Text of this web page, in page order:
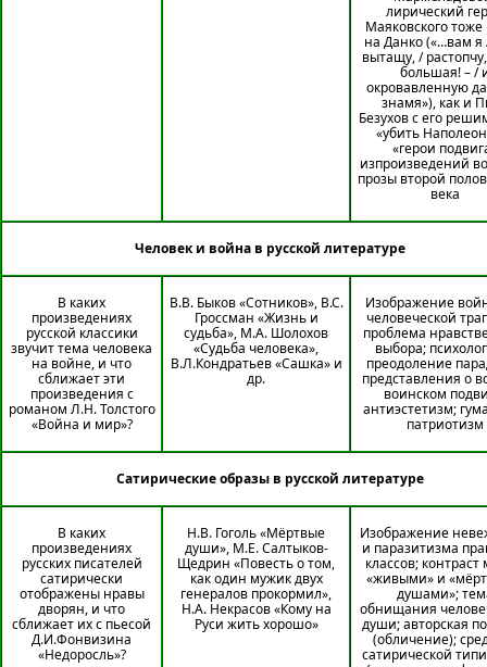
лирический
Маяковского тоже
на Данко («…вам я
вытащу, /
большая! – /
окровавленную
знамя»), как и
Безухов с его
«убить
«герои
изпроизведений
прозы второй
века
Человек и война в русской литературе
В каких
произведениях
русской классики
звучит тема человека
на войне, и что
сближает эти
произведения с
романом Л.Н. Толстого
«Война и мир»?
В.В. Быков «Сотников», В.С.
Гроссман «Жизнь и
судьба», М.А. Шолохов
«Судьба человека»,
В.Л.Кондратьев «Сашка» и
др.
Изображение
человеческой
проблема
выбора;
преодоление
представления о
воинском
антиэстетизм;
патриотизм
Сатирические образы в русской литературе
В каких
произведениях
русских писателей
сатирически
отображены нравы
дворян, и что
сближает их с пьесой
Д.И.Фонвизина
«Недоросль»?
Н.В. Гоголь «Мёртвые
души», М.Е. Салтыков-
Щедрин «Повесть о том,
как один мужик двух
генералов прокормил»,
Н.А. Некрасов «Кому на
Руси жить хорошо»
Изображение
и паразитизма
классов;
«живыми» и
душами»;
обнищания
души; авторская
(обличение);
сатирической